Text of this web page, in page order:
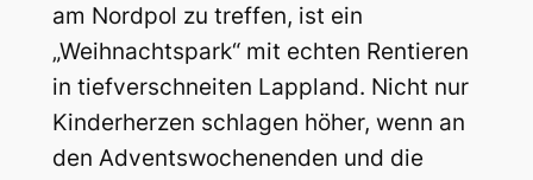
am Nordpol zu treffen, ist ein
„Weihnachtspark“ mit echten Rentieren
in tiefverschneiten Lappland. Nicht nur
Kinderherzen schlagen höher, wenn an
den Adventswochenenden und die